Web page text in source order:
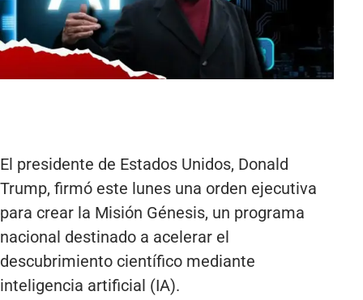
El presidente de Estados Unidos, Donald
Trump, firmó este lunes una orden ejecutiva
para crear la Misión Génesis, un programa
nacional destinado a acelerar el
descubrimiento científico mediante
inteligencia artificial (IA).